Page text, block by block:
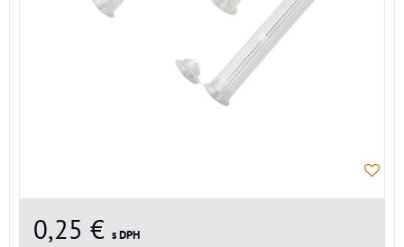
0,25 € s DPH